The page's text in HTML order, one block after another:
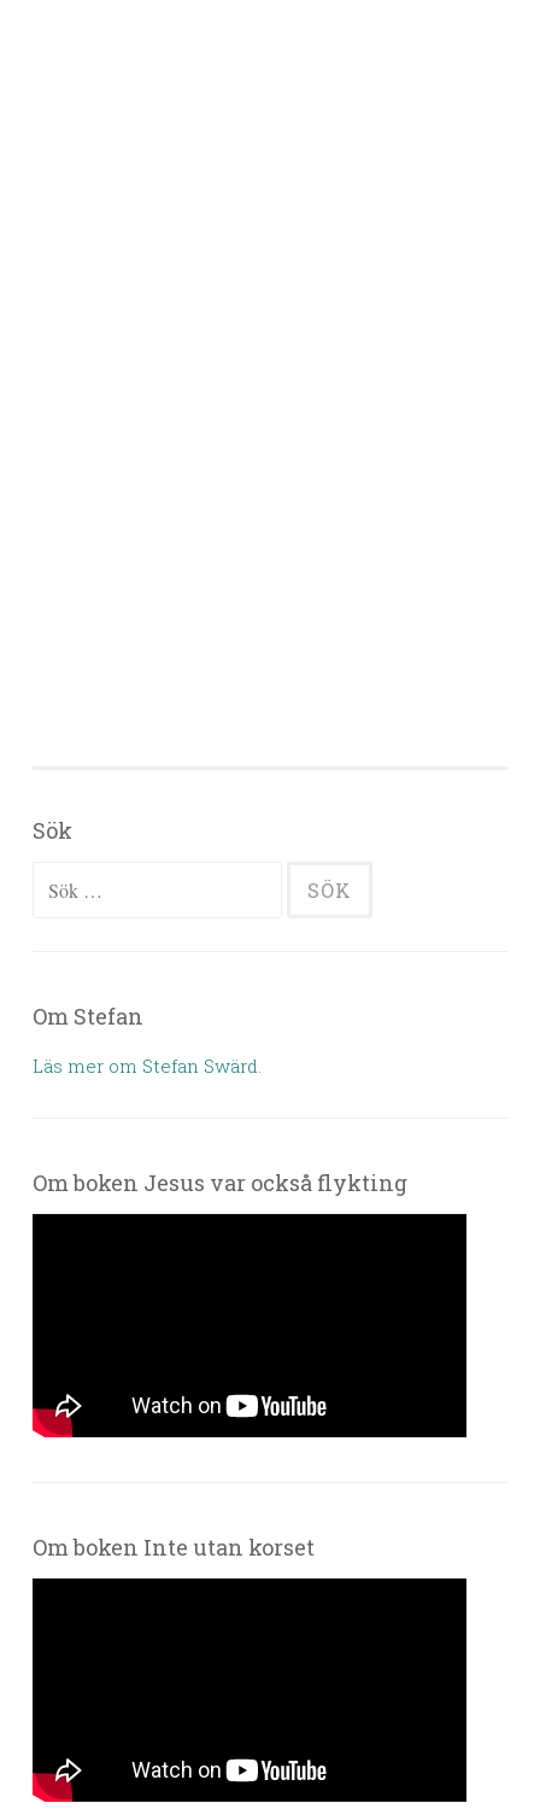
Sök
Sök efter:
Om Stefan
Läs mer om Stefan Swärd.
Om boken Jesus var också flykting
Om boken Inte utan korset